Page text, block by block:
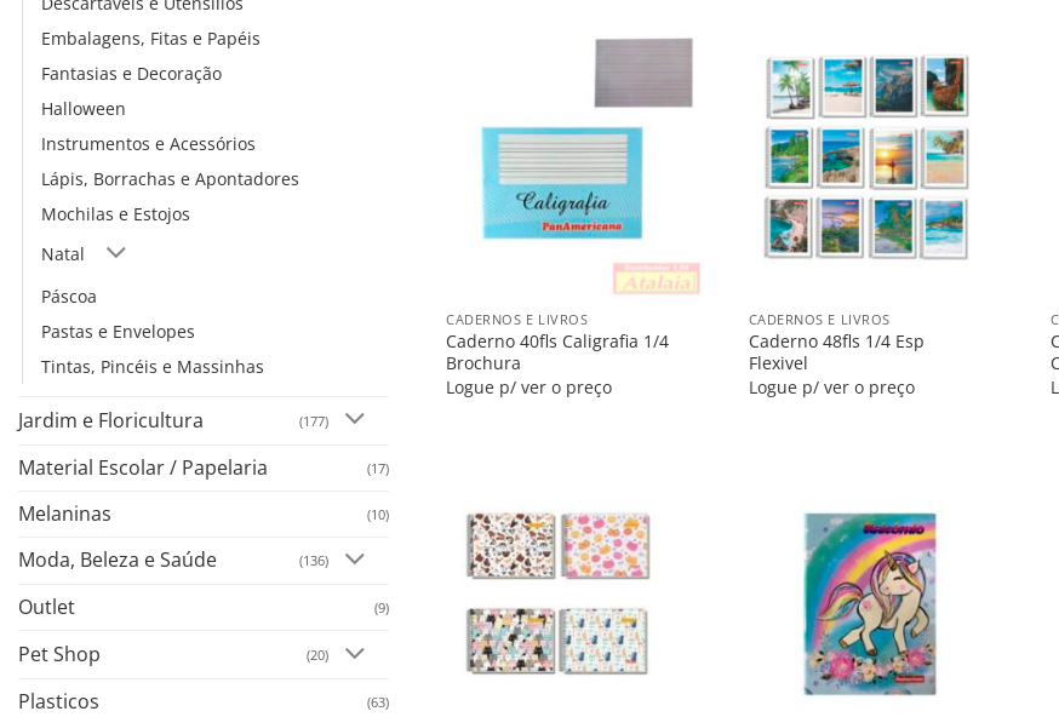
Embalagens, Fitas e Papéis
Fantasias e Decoração
Halloween
Instrumentos e Acessórios
Lápis, Borrachas e Apontadores
Mochilas e Estojos
Natal
Páscoa
Pastas e Envelopes
Tintas, Pincéis e Massinhas
Jardim e Floricultura (177)
Material Escolar / Papelaria (17)
Melaninas (10)
Moda, Beleza e Saúde (136)
Outlet (9)
Pet Shop (20)
Plasticos (63)
na
CADERNOS E LIVROS
Caderno 40fls Caligrafia 1/4
Brochura
Logue p/ ver o preço
Salvar
na
Lista
CADERNOS E LIVROS
Caderno 48fls 1/4 Esp
Flexivel
Logue p/ ver o preço
Salvar
Lista